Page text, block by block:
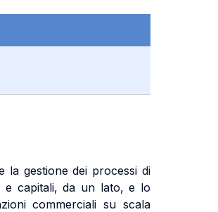
la gestione dei processi di
e capitali, da un lato, e lo
commerciali su scala